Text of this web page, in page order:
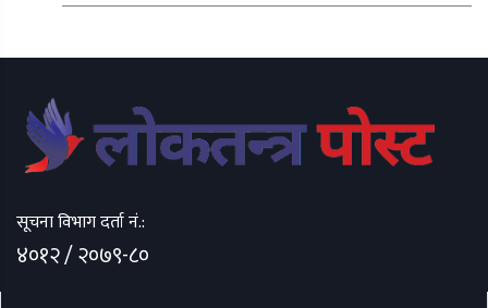
सूचना विभाग दर्ता नं.:
४०१२ / २०७९-८०